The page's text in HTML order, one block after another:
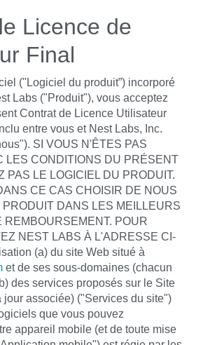
Licence de
Final
("Logiciel du produit”) incorporé
Labs ("Produit"), vous acceptez
Contrat de Licence Utilisateur
entre vous et Nest Labs, Inc.
SI VOUS N'ÊTES PAS
LES CONDITIONS DU PRÉSENT
PAS LE LOGICIEL DU PRODUIT.
CE CAS CHOISIR DE NOUS
DANS LES MEILLEURS
REMBOURSEMENT. POUR
NEST LABS À L'ADRESSE CI-
(a) du site Web situé à
et de ses sous-domaines (chacun
des services proposés sur le Site
jour associée) ("Services du site")
que vous pouvez
appareil mobile (et de toute mise